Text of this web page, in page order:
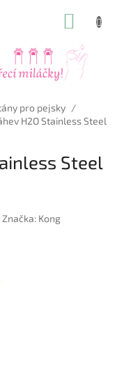
pro pejsky /
H2O Stainless Steel
Steel
Značka: Kong